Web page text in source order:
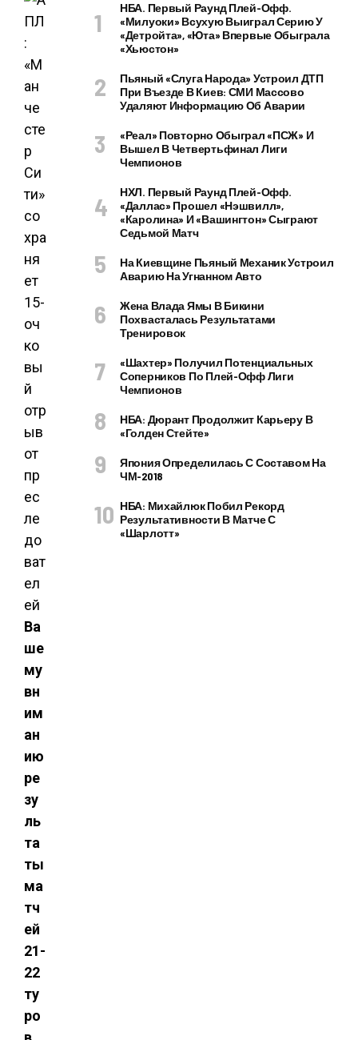
Ва
ше
му
вн
им
ан
ию
ре
зу
ль
та
ты
ма
тч
ей
21-
22
ту
ро
НБА. Первый Раунд Плей-Офф.
«Милуоки» Всухую Выиграл Серию У
«Детройта», «Юта» Впервые Обыграла
«Хьюстон»
Пьяный «слуга Народа» Устроил ДТП
При Въезде В Киев: СМИ Массово
Удаляют Информацию Об Аварии
«Реал» Повторно Обыграл «ПСЖ» И
Вышел В Четвертьфинал Лиги
Чемпионов
НХЛ. Первый Раунд Плей-Офф.
«Даллас» Прошел «Нэшвилл»,
«Каролина» И «Вашингтон» Сыграют
Седьмой Матч
На Киевщине Пьяный Механик Устроил
Аварию На Угнанном Авто
Жена Влада Ямы В Бикини
Похвасталась Результатами
Тренировок
«Шахтер» Получил Потенциальных
Соперников По Плей-Офф Лиги
Чемпионов
НБА: Дюрант Продолжит Карьеру В
«Голден Стейте»
Япония Определилась С Составом На
ЧМ-2018
НБА: Михайлюк Побил Рекорд
Результативности В Матче С
«Шарлотт»